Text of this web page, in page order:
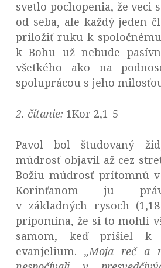
svetlo pochopenia, že veci
od seba, ale každý jeden
priložiť ruku k
k Bohu už nebude
všetkého ako na
spoluprácou s jeho
2. čítanie: 1Kor 2,1-5
Pavol bol študovaný
múdrosť objavil až cez
Božiu múdrosť prítomnú
Korinťanom ju
v základných rysoch
pripomína, že si to mohli
samom, keď prišiel k
evanjelium. „Moja reč a